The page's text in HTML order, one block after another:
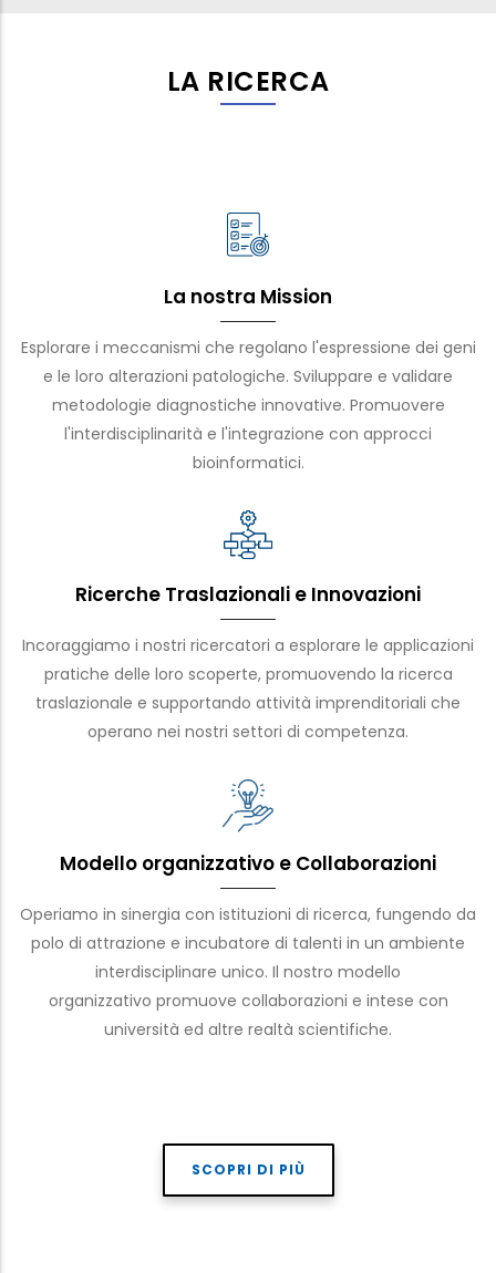
LA RICERCA
La nostra Mission
Esplorare i meccanismi che regolano l'espressione dei geni
e le loro alterazioni patologiche. Sviluppare e validare
metodologie diagnostiche innovative. Promuovere
l'interdisciplinarità e l'integrazione con approcci
bioinformatici.
Ricerche Traslazionali e Innovazioni
Incoraggiamo i nostri ricercatori a esplorare le applicazioni
pratiche delle loro scoperte, promuovendo la ricerca
traslazionale e supportando attività imprenditoriali che
operano nei nostri settori di competenza.
Modello organizzativo e Collaborazioni
Operiamo in sinergia con istituzioni di ricerca, fungendo da
polo di attrazione e incubatore di talenti in un ambiente
interdisciplinare unico. Il nostro modello
organizzativo promuove collaborazioni e intese con
università ed altre realtà scientifiche.
SCOPRI DI PIÙ